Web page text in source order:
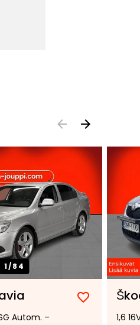
1/84
Lisää
suosikiksi
Poista
Autom. –
1,6